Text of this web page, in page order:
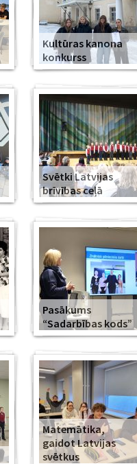
Kultūras kanona
konkurss
Svētki Latvijas
brīvības ceļā
Pasākums
“Sadarbības kods”
Matemātika,
gaidot Latvijas
svētkus